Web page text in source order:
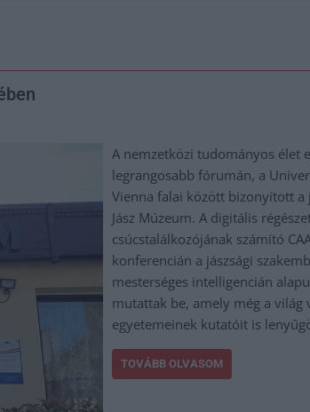
A nemzetközi tudományos élet
legrangosabb fórumán, a
Vienna falai között bizonyított a
Jász Múzeum. A digitális
csúcstalálkozójának számító
konferencián a jászsági
mesterséges intelligencián
mutattak be, amely még a világ
egyetemeinek kutatóit is
TOVÁBB OLVASOM